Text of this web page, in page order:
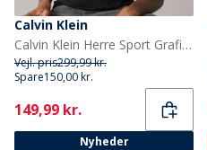
Calvin Klein
Calvin Klein Herre Sport Grafisk T-shirt Sort
Vejl. pris299,99 kr.
Spare150,00 kr.
Current
149,99 kr.
Nyheder